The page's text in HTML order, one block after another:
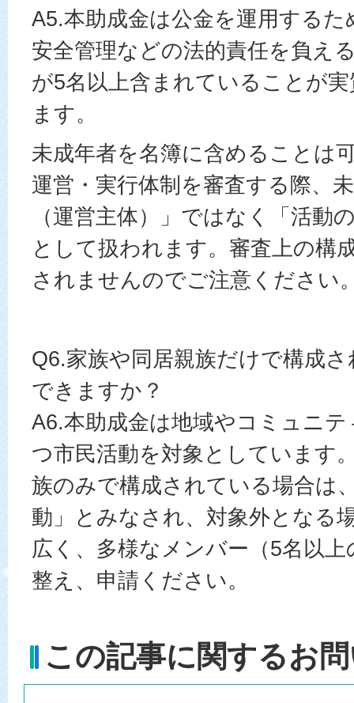
A5.本助成金は公金を運用するた
安全管理などの法的責任を負え
が5名以上含まれていることが
ます。
未成年者を名簿に含めることは
運営・実行体制を審査する際、
（運営主体）」ではなく「活動
として扱われます。審査上の構
されませんのでご注意ください
Q6.家族や同居親族だけで構成
できますか？
A6.本助成金は地域やコミュニ
つ市民活動を対象としています
族のみで構成されている場合は
動」とみなされ、対象外となる
広く、多様なメンバー（5名以
整え、申請ください。
この記事に関するお